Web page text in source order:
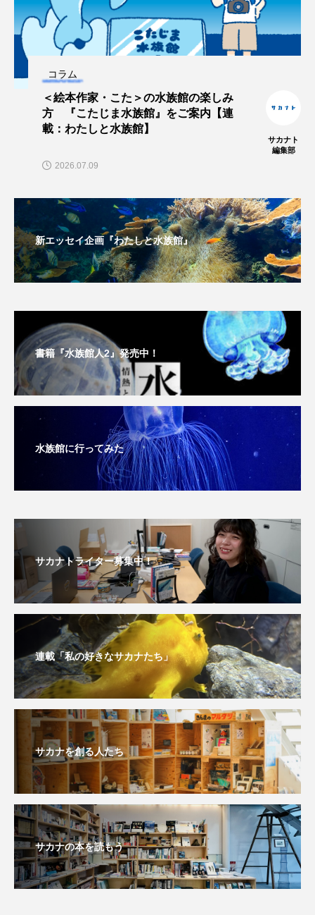
ニフレル ニホンカワウソ ニホンザリガニ
ヌノサラシ ヌマガエル ヌマムツ
ネコギギ ネコザメ
ノロゲンゲ
ハタハタ ハダカゾウクラゲ ハナゴンドウ
ハナシャコ ハナダイ ハナビラウオ
ハナミノカサゴ ハブクラゲ ハリヨ
バンドウイルカ ヒゲダイ
ヒドラ ヒメマス ヒラマサ ヒラメ
フエフキダイ フグ
ブックレビュー ブリ ブルーカーボン
ベラ
ホウネンエビ ホウボウ ホタテ
ホタルイカ ホッキガイ ホッケ
ホテイウオ ホネガイ ホホジロザメ
ホヤ ホンモロコ ポットベリーシーホース
マス マダイ マダコ マダラ
マテガイ ミカヅキノエボシ
ミナミギンガメアジ ミナミヌマエビ
ミナミハタンポ ミナミメダカ
ミンククジラ ムチカラマツ ムツ
コラム
＜絵本作家・こた＞の水族館の楽しみ
方 『こたじま水族館』をご案内【連
載：わたしと水族館】
サカナト
編集部
2026.07.09
新エッセイ企画『わたしと水族館』
書籍『水族館人2』発売中！
水族館に行ってみた
サカナトライター募集中！
連載「私の好きなサカナたち」
サカナを創る人たち
サカナの本を読もう